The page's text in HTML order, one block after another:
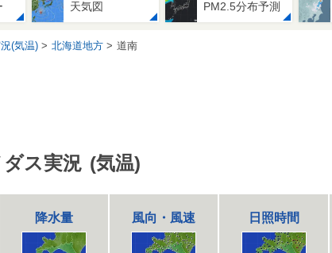
天気図 PM2.5分布予測
(気温) 北海道地方 道南
ス実況 (気温)
降水量 風向・風速 日照時間